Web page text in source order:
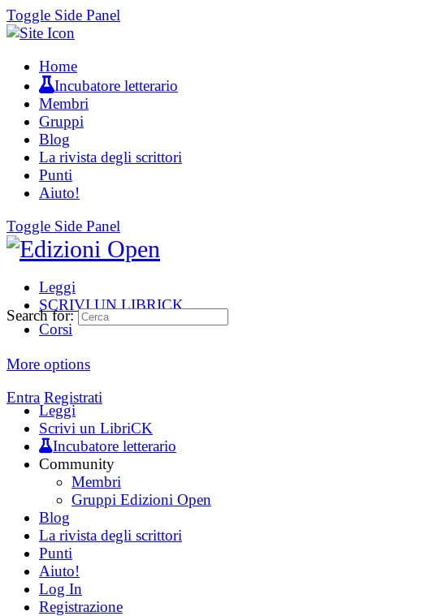
Toggle Side Panel
Home
Incubatore letterario
Membri
Gruppi
Blog
La rivista degli scrittori
Punti
Aiuto!
Toggle Side Panel
Leggi
SCRIVI UN LIBRICK
Corsi
More options
Entra Registrati
Search for:
Leggi
Scrivi un LibriCK
Incubatore letterario
Community
Membri
Gruppi Edizioni Open
Blog
La rivista degli scrittori
Punti
Aiuto!
Log In
Registrazione